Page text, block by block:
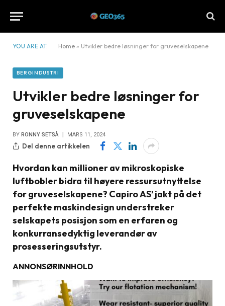
YOU ARE AT: Home » Utvikler bedre løsninger for gruveselskapene
BERGINDUSTRI
Utvikler bedre løsninger for
gruveselskapene
BY RONNY SETSÅ MARS 11, 2024
Del denne artikkelen
Hvordan kan millioner av mikroskopiske
luftbobler bidra til høyere ressursutnyttelse
for gruveselskapene? Capiro AS’ jakt på det
perfekte maskindesign understreker
selskapets posisjon som en erfaren og
konkurransedyktig leverandør av
prosesseringsutstyr.
ANNONSØRINNHOLD